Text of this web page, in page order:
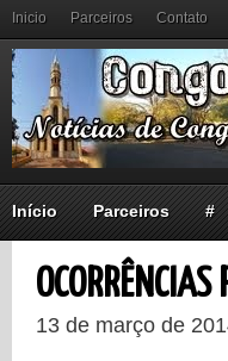
Inicio Parceiros Contato
Início Parceiros #
13 de março de